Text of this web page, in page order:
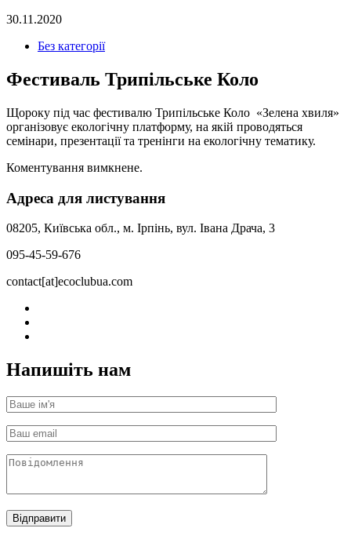
30.11.2020
Без категорії
Фестиваль Трипільське Коло
Щороку під час фестивалю Трипільське Коло «Зелена хвиля»
організовує екологічну платформу, на якій проводяться
семінари, презентації та тренінги на екологічну тематику.
Коментування вимкнене.
Адреса для листування
08205, Київська обл., м. Ірпінь, вул. Івана Драча, 3
095-45-59-676
contact[at]ecoclubua.com
Напишіть нам